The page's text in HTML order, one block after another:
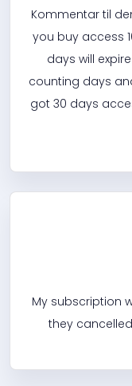
Kommentar til
you buy access
days will expire
counting days
got 30 days
My subscription
they